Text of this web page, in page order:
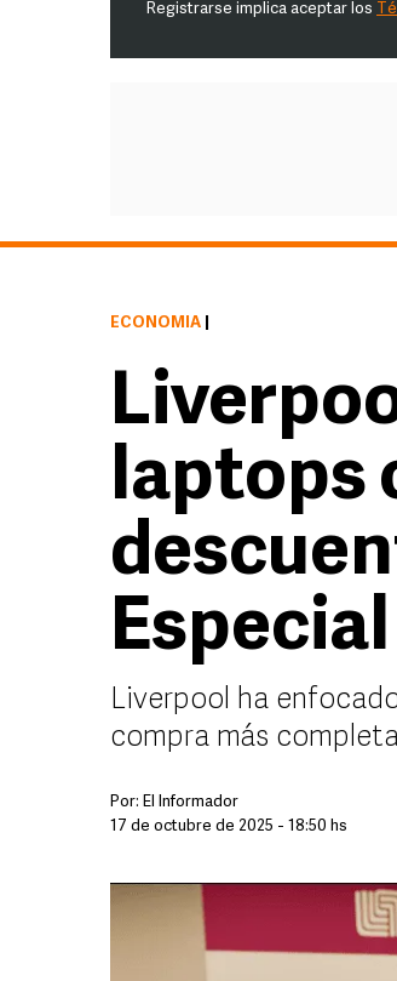
Registrarse implica aceptar los
ECONOMÍA
laptops
Especial
Liverpool ha
compra más
Por: El Informador
17 de octubre de 2025 - 18:50 hs